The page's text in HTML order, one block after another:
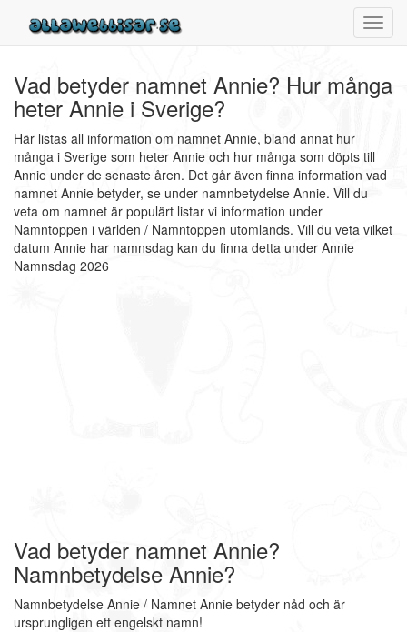
Vad betyder namnet Annie? Hur många
heter Annie i Sverige?
Här listas all information om namnet Annie, bland annat hur
många i Sverige som heter Annie och hur många som döpts till
Annie under de senaste åren. Det går även finna information vad
namnet Annie betyder, se under namnbetydelse Annie. Vill du
veta om namnet är populärt listar vi information under
Namntoppen i världen / Namntoppen utomlands. Vill du veta vilket
datum Annie har namnsdag kan du finna detta under Annie
Namnsdag 2026
Vad betyder namnet Annie?
Namnbetydelse Annie?
Namnbetydelse Annie / Namnet Annie betyder nåd och är
ursprungligen ett engelskt namn!